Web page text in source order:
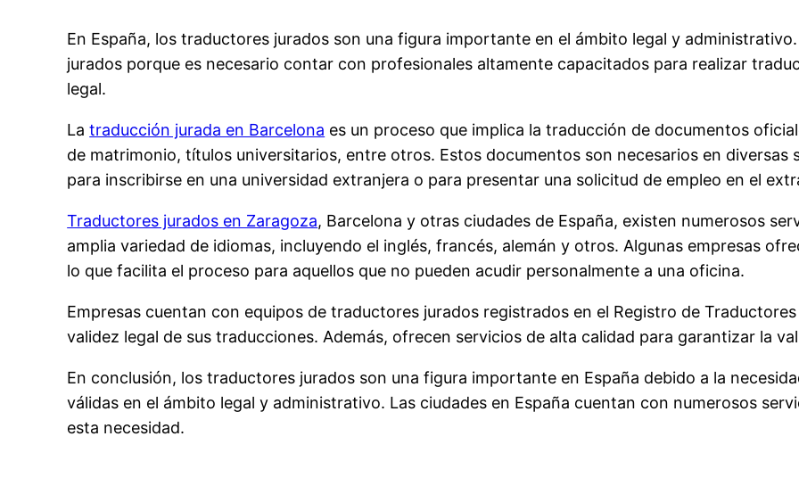
En España, los traductores jurados son una figura importante en el ámbito legal y
jurados porque es necesario contar con profesionales altamente capacitados para realizar
legal.
Latraducción jurada en Barcelona es un proceso que implica la traducción de documentos
de matrimonio, títulos universitarios, entre otros. Estos documentos son necesarios en diversas
para inscribirse en una universidad extranjera o para presentar una solicitud de empleo en el
Traductores jurados en Zaragoza, Barcelona y otras ciudades de España, existen numerosos
amplia variedad de idiomas, incluyendo el inglés, francés, alemán y otros. Algunas empresas
lo que facilita el proceso para aquellos que no pueden acudir personalmente a una oficina.
Empresas cuentan con equipos de traductores jurados registrados en el Registro de
validez legal de sus traducciones. Además, ofrecen servicios de alta calidad para garantizar la
En conclusión, los traductores jurados son una figura importante en España debido a la
válidas en el ámbito legal y administrativo. Las ciudades en España cuentan con numerosos
esta necesidad.